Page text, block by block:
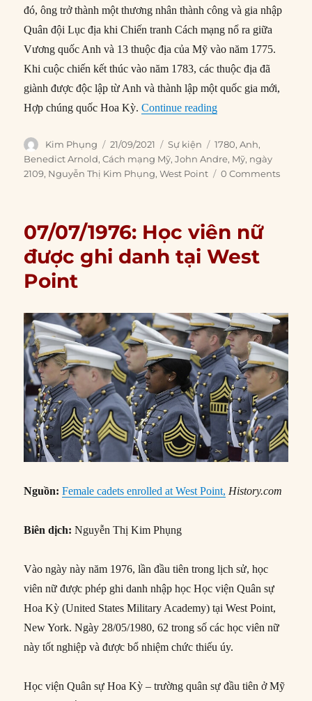
đó, ông trở thành một thương nhân thành công và gia nhập
Quân đội Lục địa khi Chiến tranh Cách mạng nổ ra giữa
Vương quốc Anh và 13 thuộc địa của Mỹ vào năm 1775.
Khi cuộc chiến kết thúc vào năm 1783, các thuộc địa đã
giành được độc lập từ Anh và thành lập một quốc gia mới,
Hợp chúng quốc Hoa Kỳ.Continue reading“21/09/1780: Tướng
Author
Kim Phụng
Posted
on
21/09/2021 Categories
Sự kiện Tags
1780,Anh,
Benedict Arnold,Cách mạng Mỹ,John Andre, Mỹ, ngày
2109, Nguyễn Thị Kim Phụng,West Point 0 Comments
07/07/1976: Học viên nữ
được ghi danh tại West
Point
Nguồn: Female cadets enrolled at West Point, History.com
Biên dịch: Nguyễn Thị Kim Phụng
Vào ngày này năm 1976, lần đầu tiên trong lịch sử, học
viên nữ được phép ghi danh nhập học Học viện Quân sự
Hoa Kỳ (United States Military Academy) tại West Point,
New York. Ngày 28/05/1980, 62 trong số các học viên nữ
này tốt nghiệp và được bổ nhiệm chức thiếu úy.
Học viện Quân sự Hoa Kỳ – trường quân sự đầu tiên ở Mỹ